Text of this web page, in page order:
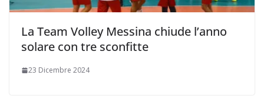
La Team Volley Messina chiude l’anno
solare con tre sconfitte
23 Dicembre 2024